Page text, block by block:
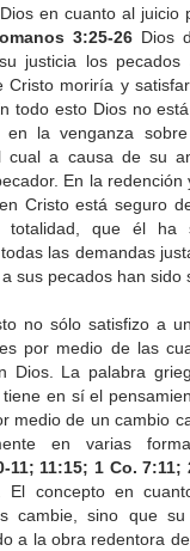
en cuanto al juicio
3:25-26 Dios
justicia los pecados
Cristo moriría y
todo esto Dios no
la venganza
cual a causa de su
En la redención
Cristo está seguro
que él ha
las demandas
sus pecados han sido
no sólo satisfizo a
por medio de las
Dios. La palabra
en sí el
medio de un cambio
en varias
11; 11:15; 1 Co. 7:11;
El concepto en
cambie, sino que
a la obra redentora